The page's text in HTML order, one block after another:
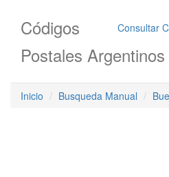
Consultar
Códigos
Postales Argentinos
Inicio Busqueda Manual